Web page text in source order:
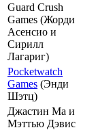
Guard Crush
Games (Жорди
Асенсио и
Сирилл
Лагариг)
Pocketwatch
Games (Энди
Шэтц)
Джастин Ма и
Мэттью Дэвис